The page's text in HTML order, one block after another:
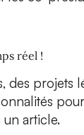
réel !
des projets
article.